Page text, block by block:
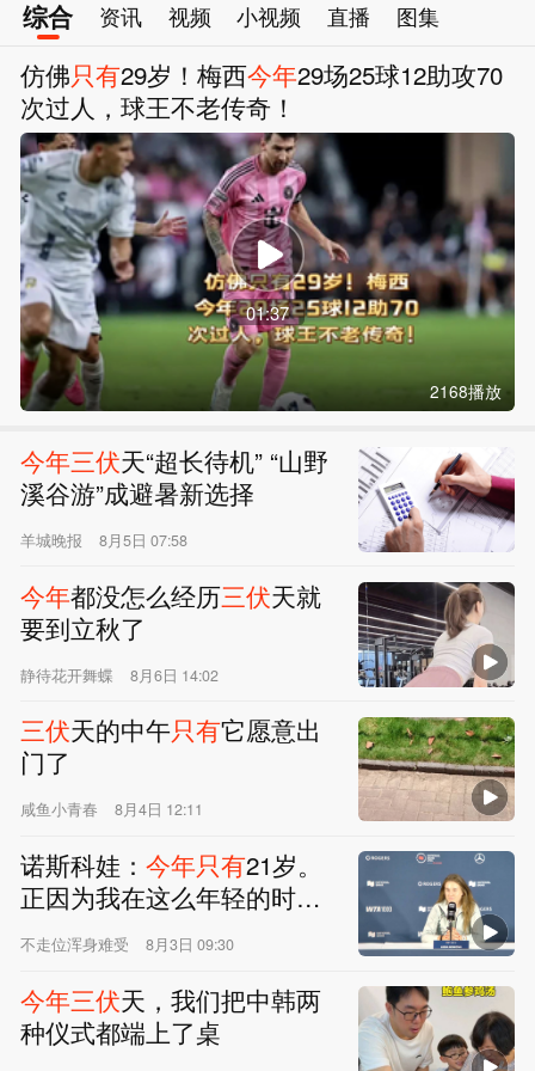
综合 资讯 视频 小视频 直播 图集
仿佛只有29岁！梅西今年29场25球12助攻70
次过人，球王不老传奇！
01:37
2168播放
今年三伏天“超长待机” “山野
溪谷游”成避暑新选择
羊城晚报 8月5日 07:58
今年都没怎么经历三伏天就
要到立秋了
静待花开舞蝶 8月6日 14:02
三伏天的中午只有它愿意出
门了
咸鱼小青春 8月4日 12:11
诺斯科娃：今年只有21岁。
正因为我在这么年轻的时候
就实现了这个目标，反而更
激励我继续向前走
不走位浑身难受 8月3日 09:30
今年三伏天，我们把中韩两
种仪式都端上了桌